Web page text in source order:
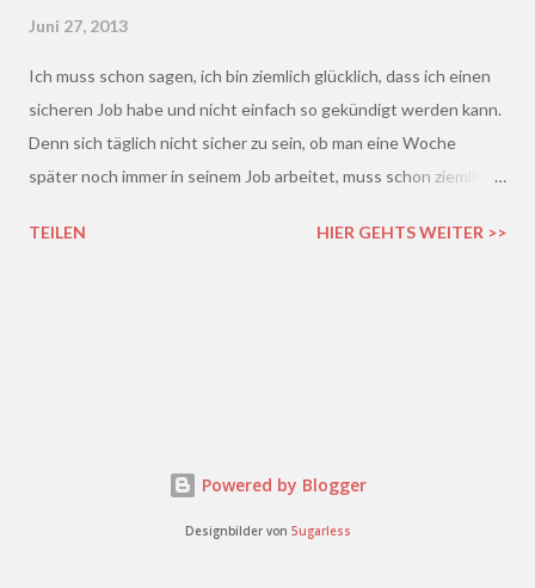
Juni 27, 2013
Ich muss schon sagen, ich bin ziemlich glücklich, dass ich einen
sicheren Job habe und nicht einfach so gekündigt werden kann.
Denn sich täglich nicht sicher zu sein, ob man eine Woche
später noch immer in seinem Job arbeitet, muss schon ziemlich
derzeitigen Situation kommt es ja leider gar nicht so wenig vor,
TEILEN HIER GEHTS WEITER >>
Powered by Blogger
Designbilder von 5ugarless